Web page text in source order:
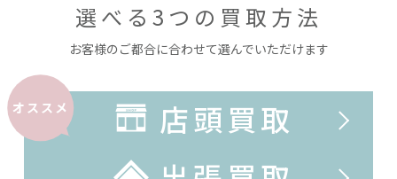
選べる3つの買取方法
お客様のご都合に合わせて選んでいただけます
オススメ
店頭買取